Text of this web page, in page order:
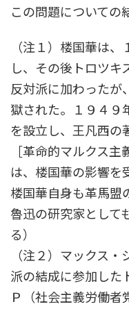
この問題につい
（注１）楼国華は
し、その後トロツキ
反対派に加わったが
獄された。１９４９
を設立し、王凡西の
［革命的マルクス
は、楼国華の影響を
楼国華自身も革馬盟
魯迅の研究家として
る）
（注２）マックス
派の結成に参加した
Ｐ（社会主義労働者